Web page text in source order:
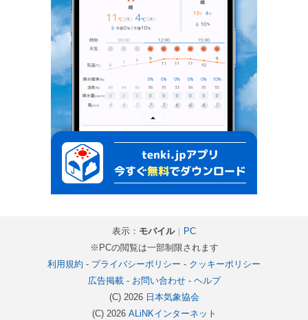
表示： モバイル｜
PC
※PCの閲覧は一部制限されます
利用規約 - プライバシーポリシー - クッキーポリシー
広告掲載- お問い合わせ- ヘルプ
(C) 2026 日本気象協会
(C) 2026 ALiNKインターネット